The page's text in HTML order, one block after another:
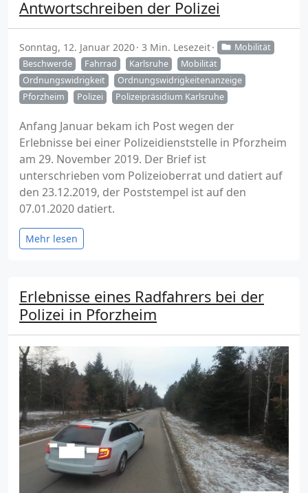
Antwortschreiben der Polizei
Sonntag, 12. Januar 2020 3 Min. Lesezeit
Mobilität
Beschwerde
Fahrrad Karlsruhe
Mobilität
Ordnungswidrigkeit
Ordnungswidrigkeitenanzeige
Pforzheim
Polizei Polizeipräsidium Karlsruhe
Anfang Januar bekam ich Post wegen der
Erlebnisse bei einer Polizeidienststelle in Pforzheim
am 29. November 2019. Der Brief ist
unterschrieben vom Polizeioberrat und datiert auf
den 23.12.2019, der Poststempel ist auf den
07.01.2020 datiert.
Mehr lesen
Erlebnisse eines Radfahrers bei der
Polizei in Pforzheim